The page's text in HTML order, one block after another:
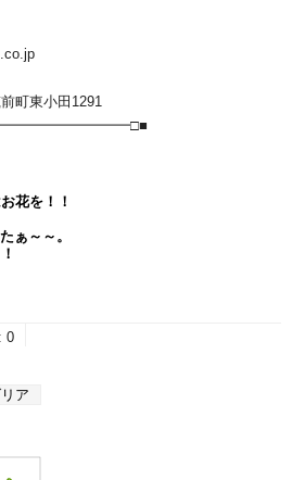
町東小田1291
花を！！
ぁ～～。
: 0
ア